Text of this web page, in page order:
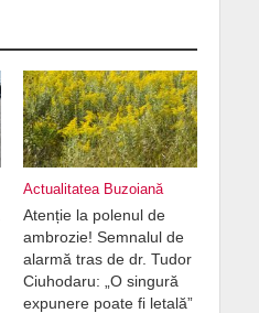
Actualitatea Buzoiană
Atenție la polenul de
ambrozie! Semnalul de
alarmă tras de dr. Tudor
Ciuhodaru: „O singură
expunere poate fi letală”